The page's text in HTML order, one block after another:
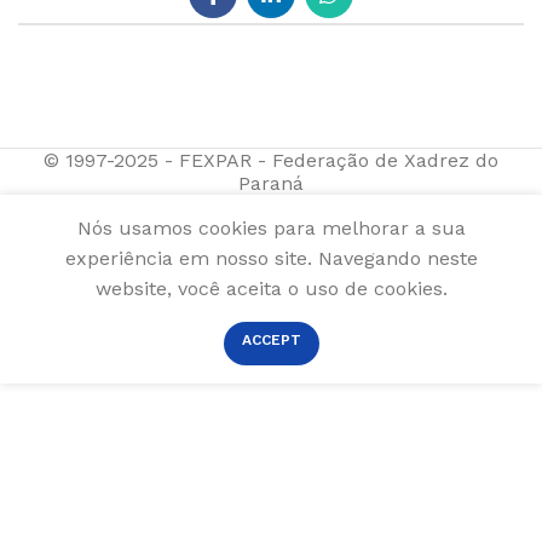
© 1997-2025 - FEXPAR - Federação de Xadrez do
Paraná
Nós usamos cookies para melhorar a sua
experiência em nosso site. Navegando neste
website, você aceita o uso de cookies.
ACCEPT